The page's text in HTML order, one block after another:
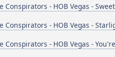
Conspirators - HOB Vegas -
Conspirators - HOB Vegas -
Conspirators - HOB Vegas -